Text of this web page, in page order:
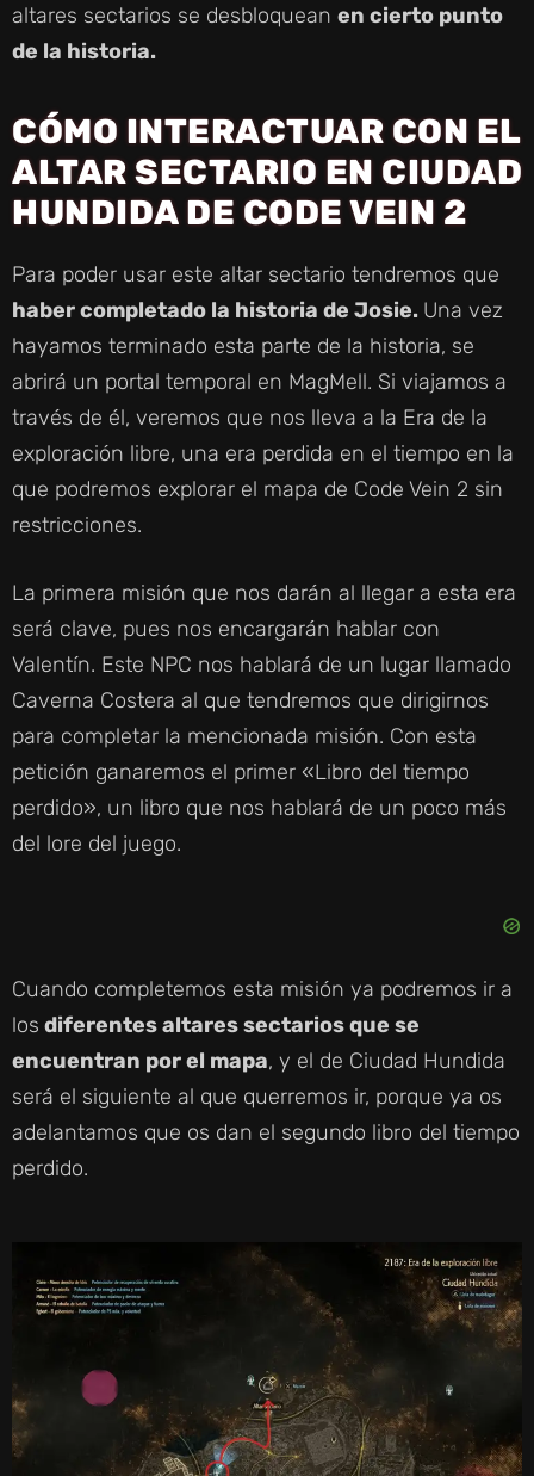
altares sectarios se desbloquean en cierto punto
de la historia.
CÓMO INTERACTUAR CON EL
ALTAR SECTARIO EN CIUDAD
HUNDIDA DE CODE VEIN 2
Para poder usar este altar sectario tendremos que
haber completado la historia de Josie. Una vez
hayamos terminado esta parte de la historia, se
abrirá un portal temporal en MagMell. Si viajamos a
través de él, veremos que nos lleva a la Era de la
exploración libre, una era perdida en el tiempo en la
que podremos explorar el mapa de Code Vein 2 sin
restricciones.
La primera misión que nos darán al llegar a esta era
será clave, pues nos encargarán hablar con
Valentín. Este NPC nos hablará de un lugar llamado
Caverna Costera al que tendremos que dirigirnos
para completar la mencionada misión. Con esta
petición ganaremos el primer «Libro del tiempo
perdido», un libro que nos hablará de un poco más
del lore del juego.
Cuando completemos esta misión ya podremos ir a
los diferentes altares sectarios que se
encuentran por el mapa, y el de Ciudad Hundida
será el siguiente al que querremos ir, porque ya os
adelantamos que os dan el segundo libro del tiempo
perdido.